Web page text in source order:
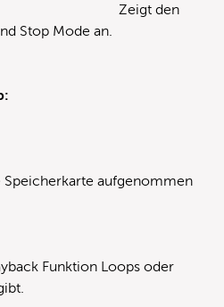
den
Stop Mode an.
Speicherkarte aufgenommen
Funktion Loops oder